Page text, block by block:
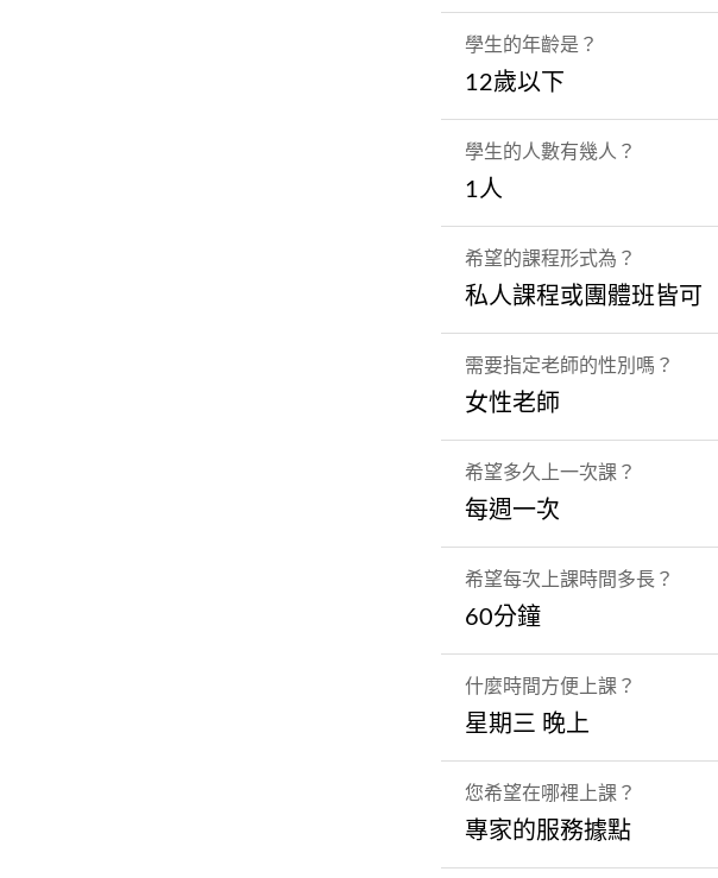
學生的年齡是？
12歲以下
學生的人數有幾人？
1人
希望的課程形式為？
私人課程或團體班皆可
需要指定老師的性別嗎？
女性老師
希望多久上一次課？
每週一次
希望每次上課時間多長？
60分鐘
什麼時間方便上課？
星期三 晚上
您希望在哪裡上課？
專家的服務據點